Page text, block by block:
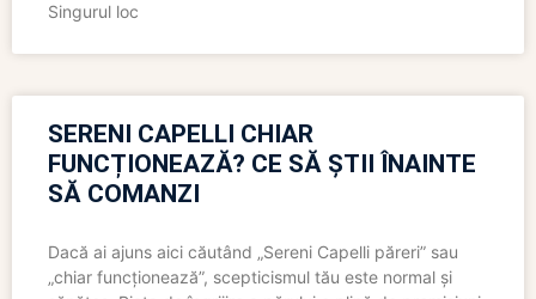
Singurul loc
SERENI CAPELLI CHIAR
FUNCȚIONEAZĂ? CE SĂ ȘTII ÎNAINTE
SĂ COMANZI
Dacă ai ajuns aici căutând „Sereni Capelli păreri” sau
„chiar funcționează”, scepticismul tău este normal și